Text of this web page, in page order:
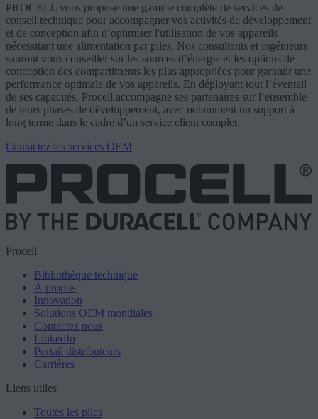
PROCELL vous propose une gamme complète de services de
conseil technique pour accompagner vos activités de développement
et de conception afin d’optimiser l'utilisation de vos appareils
nécessitant une alimentation par piles. Nos consultants et ingénieurs
sauront vous conseiller sur les sources d’énergie et les options de
conception des compartiments les plus appropriées pour garantir une
performance optimale de vos appareils. En déployant tout l’éventail
de ses capacités, Procell accompagne ses partenaires sur l’ensemble
de leurs phases de développement, avec notamment un support à
long terme dans le cadre d’un service client complet.
Contactez les services OEM
Procell
Bibliothèque technique
À propos
Innovation
Solutions OEM mondiales
Contactez nous
LinkedIn
Portail distributeurs
Carrières
Liens utiles
Toutes les piles